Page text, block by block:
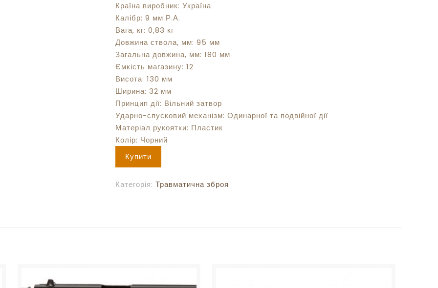
Країна виробник: Україна
Калібр: 9 мм Р.А.
Вага, кг: 0,83 кг
Довжина ствола, мм: 95 мм
Загальна довжина, мм: 180 мм
Ємкість магазину: 12
Висота: 130 мм
Ширина: 32 мм
Принцип дії: Вільний затвор
Ударно-спусковий механізм: Одинарної та подвійної дії
Матеріал рукоятки: Пластик
Колір: Чорний
Купити
Категорія: Травматична зброя